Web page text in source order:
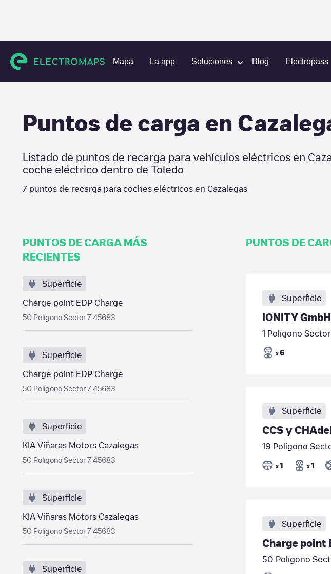
Mapa La app Soluciones Blog Electropass
Estaciones de carga España Toledo Cazalegas
Puntos de carga en
Listado de puntos de recarga para vehículos eléctricos en
coche eléctrico dentro de Toledo
7 puntos de recarga para coches eléctricos en Cazalegas
PUNTOS DE CARGA MÁS
RECIENTES
Superficie
Charge point EDP Charge
50 Polígono Sector 7 45683
Superficie
Charge point EDP Charge
50 Polígono Sector 7 45683
Superficie
KIA Viñaras Motors Cazalegas
50 Polígono Sector 7 45683
Superficie
KIA Viñaras Motors Cazalegas
50 Polígono Sector 7 45683
Superficie
PUNTOS DE
Superficie
IONITY
1 Polígono
x 6
Superficie
19 Polígono
x 1 x 1
Superficie
Charge point
50 Polígono